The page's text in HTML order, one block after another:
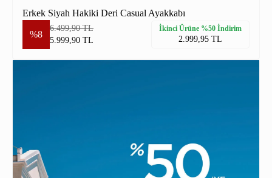
Erkek Siyah Hakiki Deri Casual Ayakkabı
%8
6.499,90 TL
5.999,90 TL
İkinci Ürüne %50 İndirim
2.999,95 TL